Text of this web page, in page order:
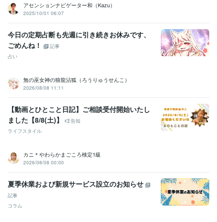
アセンションナビゲーター和（Kazu）
2025/10/01 06:07
今日の定期占断も先週に引き続きお休みです、
ごめんね！
記事
占い
無の巫女神の狼龍沾狐（ろうりゅうせんこ）
2026/08/08 11:11
【動画とひとこと日記】ご相談受付開始いたし
ました【8/8(土)】
告知
ライフスタイル
カニ＊やわらかまごころ検定1級
2026/08/08 00:00
夏季休業および新規サービス設立のお知らせ
記事
コラム